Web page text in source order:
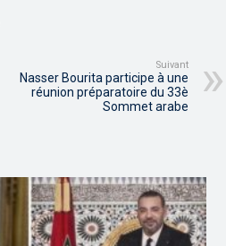
Suivant
Nasser Bourita participe à une
réunion préparatoire du 33è
Sommet arabe